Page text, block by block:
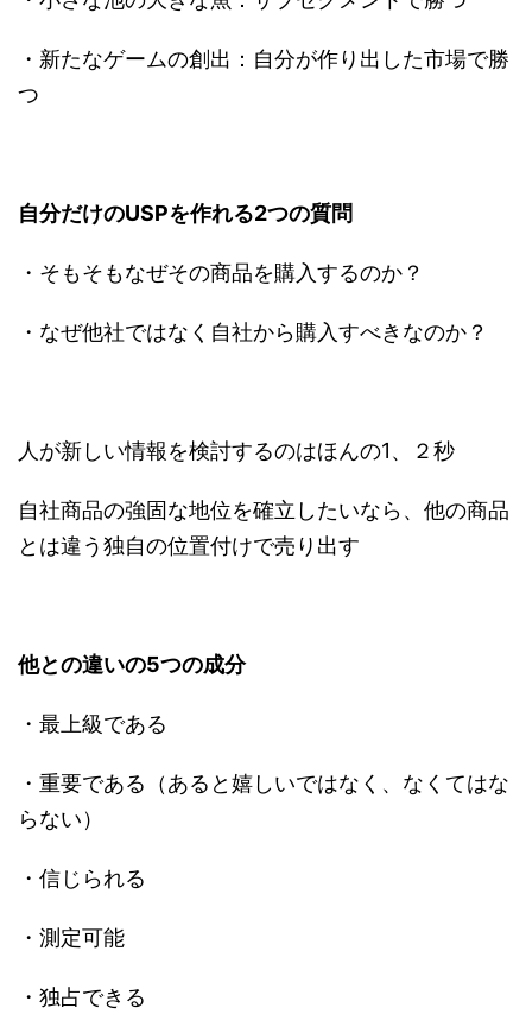
・新たなゲームの創出：自分が作り出した市場で勝
つ
自分だけのUSPを作れる2つの質問
・そもそもなぜその商品を購入するのか？
・なぜ他社ではなく自社から購入すべきなのか？
人が新しい情報を検討するのはほんの1、２秒
自社商品の強固な地位を確立したいなら、他の商品
とは違う独自の位置付けで売り出す
他との違いの5つの成分
・最上級である
・重要である（あると嬉しいではなく、なくてはな
らない）
・信じられる
・測定可能
・独占できる